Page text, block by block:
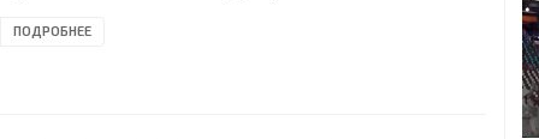
15. R.C.D. MALLORCA, S.A.D. (coach: Héctor Raúl “El Cabezón”
ПОДРОБНЕЕ